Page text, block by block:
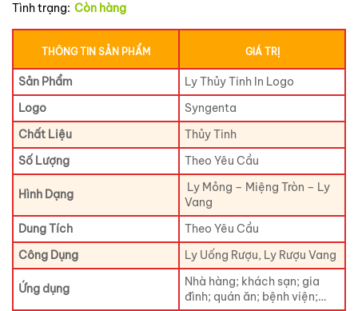
Tình trạng: Còn hàng
THÔNG TIN SẢN PHẨM GIÁ TRỊ
Sản Phẩm
Ly Thủy Tinh In Logo
Logo
Syngenta
Chất Liệu
Thủy Tinh
Số Lượng
Theo Yêu Cầu
Hình Dạng
Ly Mỏng – Miệng Tròn – Ly
Vang
Dung Tích
Theo Yêu Cầu
Công Dụng
Ly Uống Rượu, Ly Rượu Vang
Ứng dụng
Nhà hàng; khách sạn; gia
đình; quán ăn; bệnh viện;…